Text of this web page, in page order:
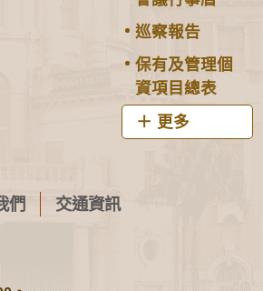
巡察報告
保有及管理個
資項目總表
更多
們 交通資訊